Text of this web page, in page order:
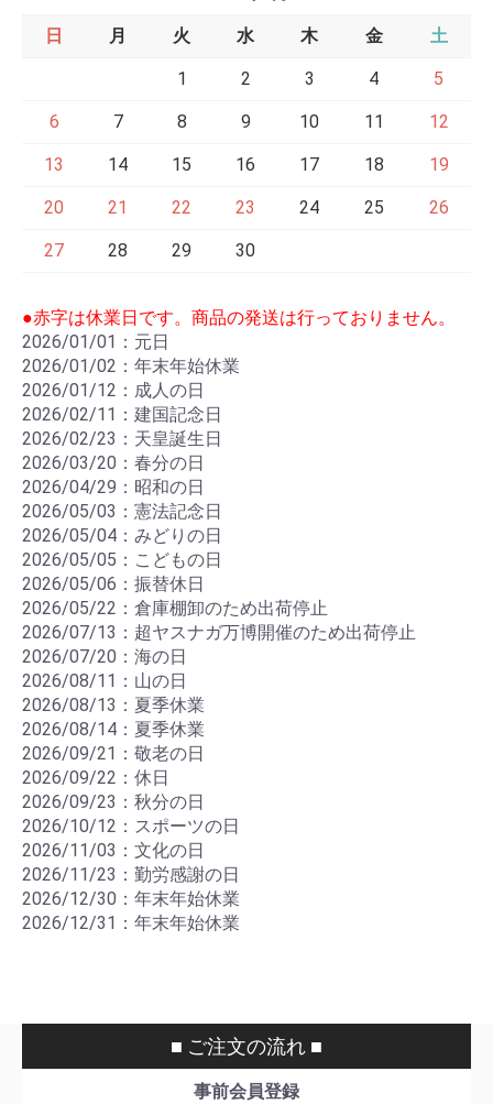
日 月 火 水 木 金 土
1 2 3 4 5
6 7 8 9 10 11 12
13 14 15 16 17 18 19
20 21 22 23 24 25 26
27 28 29 30
●赤字は休業日です。商品の発送は行っておりません。
2026/01/01：元日
2026/01/02：年末年始休業
2026/01/12：成人の日
2026/02/11：建国記念日
2026/02/23：天皇誕生日
2026/03/20：春分の日
2026/04/29：昭和の日
2026/05/03：憲法記念日
2026/05/04：みどりの日
2026/05/05：こどもの日
2026/05/06：振替休日
2026/05/22：倉庫棚卸のため出荷停止
2026/07/13：超ヤスナガ万博開催のため出荷停止
2026/07/20：海の日
2026/08/11：山の日
2026/08/13：夏季休業
2026/08/14：夏季休業
2026/09/21：敬老の日
2026/09/22：休日
2026/09/23：秋分の日
2026/10/12：スポーツの日
2026/11/03：文化の日
2026/11/23：勤労感謝の日
2026/12/30：年末年始休業
2026/12/31：年末年始休業
■ ご注文の流れ ■
事前会員登録